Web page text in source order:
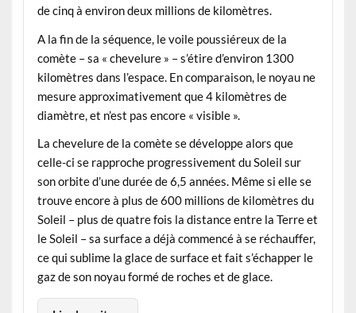
de cinq à environ deux millions de kilomètres.
A la fin de la séquence, le voile poussiéreux de la
comète – sa « chevelure » – s’étire d’environ 1300
kilomètres dans l’espace. En comparaison, le noyau ne
mesure approximativement que 4 kilomètres de
diamètre, et n’est pas encore « visible ».
La chevelure de la comète se développe alors que
celle-ci se rapproche progressivement du Soleil sur
son orbite d’une durée de 6,5 années. Même si elle se
trouve encore à plus de 600 millions de kilomètres du
Soleil – plus de quatre fois la distance entre la Terre et
le Soleil – sa surface a déjà commencé à se réchauffer,
ce qui sublime la glace de surface et fait s’échapper le
gaz de son noyau formé de roches et de glace.